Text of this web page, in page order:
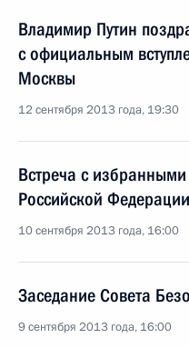
Владимир Путин
с официальным
Москвы
12 сентября 2013 года, 19:30
Встреча с
Российской Федерации
10 сентября 2013 года, 16:00
Заседание Совета
9 сентября 2013 года, 16:00